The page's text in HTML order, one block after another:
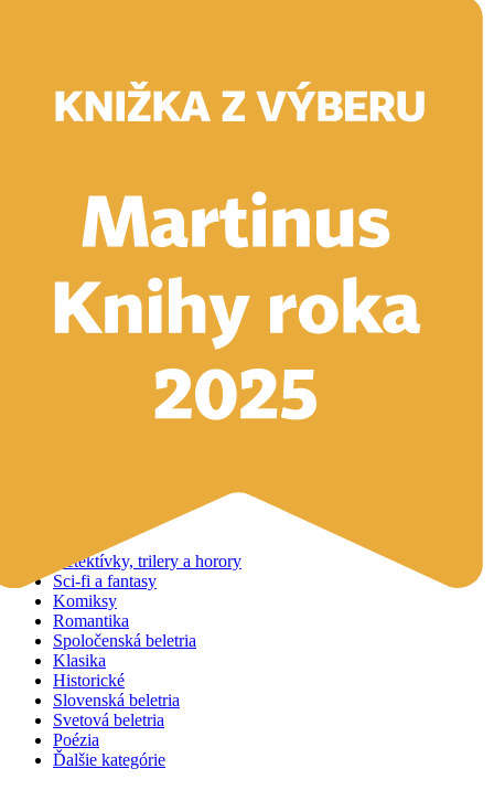
Vyhľadávanie
Vyhľadávanie
Detektívky, trilery a horory
Sci-fi a fantasy
Komiksy
Romantika
Spoločenská beletria
Klasika
Historické
Slovenská beletria
Svetová beletria
Poézia
Ďalšie kategórie